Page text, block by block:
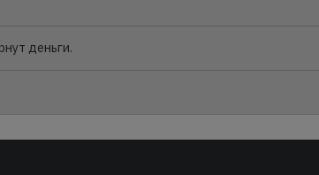
деньги.